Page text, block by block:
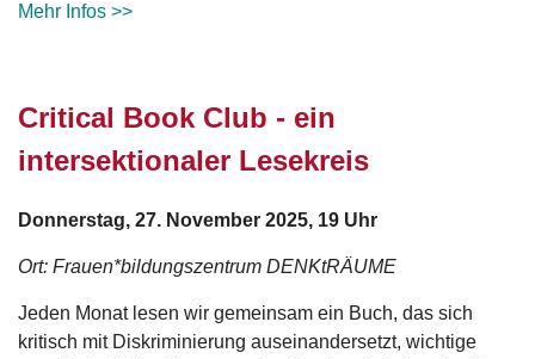
Mehr Infos >>
Critical Book Club - ein
intersektionaler Lesekreis
Donnerstag, 27. November 2025, 19 Uhr
Ort: Frauen*bildungszentrum DENKtRÄUME
Jeden Monat lesen wir gemeinsam ein Buch, das sich
kritisch mit Diskriminierung auseinandersetzt, wichtige